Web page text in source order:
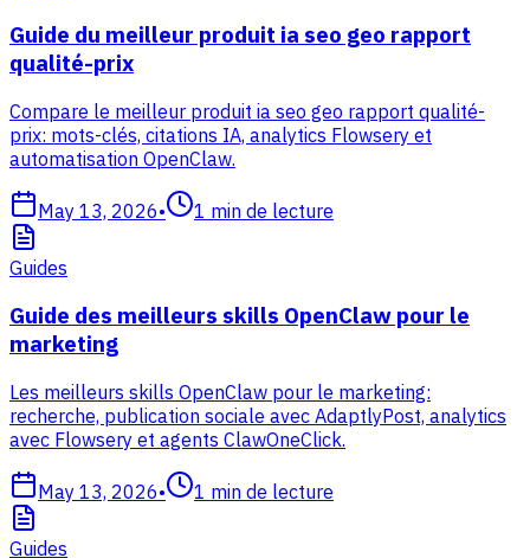
Guide du meilleur produit ia seo geo rapport
qualité-prix
Compare le meilleur produit ia seo geo rapport qualité-
prix: mots-clés, citations IA, analytics Flowsery et
automatisation OpenClaw.
May 13, 2026• 1 min de lecture
Guides
Guide des meilleurs skills OpenClaw pour le
marketing
Les meilleurs skills OpenClaw pour le marketing:
recherche, publication sociale avec AdaptlyPost, analytics
avec Flowsery et agents ClawOneClick.
May 13, 2026• 1 min de lecture
Guides